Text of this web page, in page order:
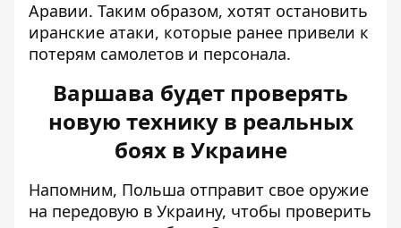
Аравии. Таким образом, хотят остановить
иранские атаки, которые ранее привели к
потерям самолетов и персонала.
Варшава будет проверять
новую технику в реальных
боях в Украине
Напомним, Польша отправит свое оружие
на передовую в Украину, чтобы проверить